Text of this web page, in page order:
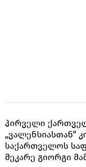
პირველი
„ვალენსიასთან“
საქართველოს
მეკარე გიორგი